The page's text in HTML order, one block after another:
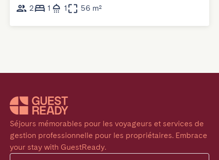
2
1 1 56 m²
Séjours mémorables pour les voyageurs et services de
gestion professionnelle pour les propriétaires. Embrace
your stay with GuestReady.